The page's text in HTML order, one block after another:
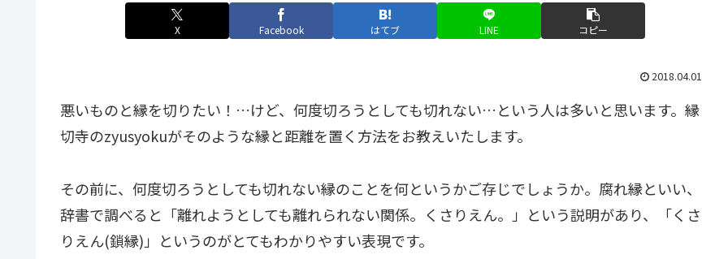
X Facebook はてブ LINE コピー
2018.04.01
悪いものと縁を切りたい！…けど、何度切ろうとしても切れない…という人は多いと思います。縁
切寺のzyusyokuがそのような縁と距離を置く方法をお教えいたします。
その前に、何度切ろうとしても切れない縁のことを何というかご存じでしょうか。腐れ縁といい、
辞書で調べると「離れようとしても離れられない関係。くさりえん。」という説明があり、「くさ
りえん(鎖縁)」というのがとてもわかりやすい表現です。